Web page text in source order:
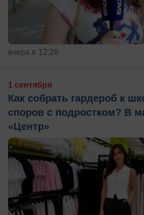
вчера в 12:26
1 сентября
Как собрать гардероб к
споров с подростком? В
«Центр»